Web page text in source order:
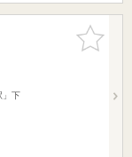
お気に入
りに追加
」下